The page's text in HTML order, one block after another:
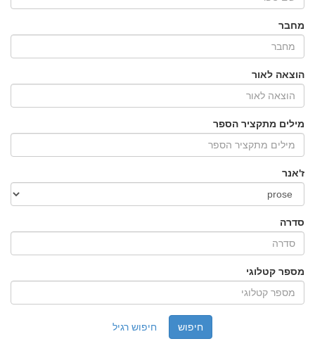
מחבר
הוצאה לאור
מילים מתקציר הספר
ז'אנר
סדרה
מספר קטלוגי
חיפוש רגיל